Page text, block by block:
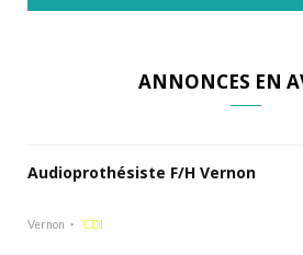
ANNONCES EN
Audioprothésiste F/H Vernon
Vernon CDI